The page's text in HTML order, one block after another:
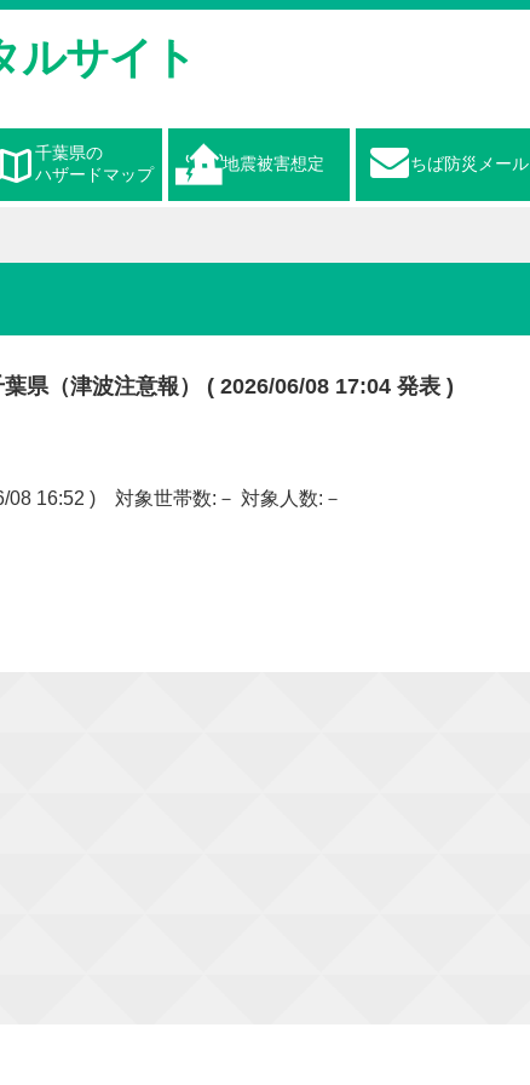
ルサイト
千葉県の
ハザードマップ
地震被害想定 ちば防災メール
県（津波注意報） ( 2026/06/08 17:04 発表 )
08 16:52 ) 対象世帯数:－ 対象人数:－